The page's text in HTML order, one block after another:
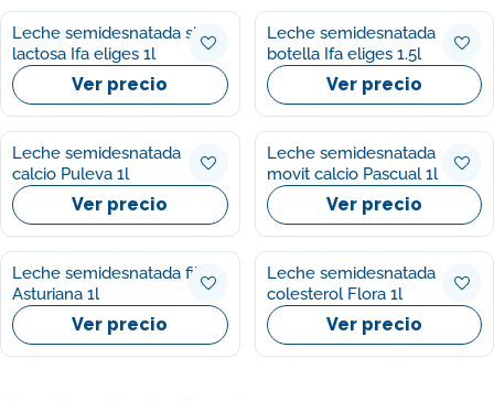
Leche semidesnatada sin
lactosa Ifa eliges 1l
Ver precio
Leche semidesnatada
botella Ifa eliges 1.5l
Ver precio
Leche semidesnatada
calcio Puleva 1l
Ver precio
Leche semidesnatada
movit calcio Pascual 1l
Ver precio
Leche semidesnatada fibra
Asturiana 1l
Ver precio
Leche semidesnatada
colesterol Flora 1l
Ver precio